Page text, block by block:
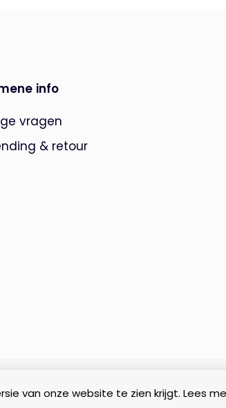
van onze website te zien krijgt. Lees
info
vragen
& retour